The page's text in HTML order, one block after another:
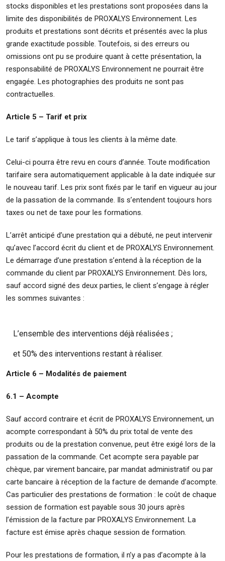
stocks disponibles et les prestations sont proposées dans la
limite des disponibilités de PROXALYS Environnement. Les
produits et prestations sont décrits et présentés avec la plus
grande exactitude possible. Toutefois, si des erreurs ou
omissions ont pu se produire quant à cette présentation, la
responsabilité de PROXALYS Environnement ne pourrait être
engagée. Les photographies des produits ne sont pas
contractuelles.
Article 5 – Tarif et prix
Le tarif s’applique à tous les clients à la même date.
Celui-ci pourra être revu en cours d’année. Toute modification
tarifaire sera automatiquement applicable à la date indiquée sur
le nouveau tarif. Les prix sont fixés par le tarif en vigueur au jour
de la passation de la commande. Ils s’entendent toujours hors
taxes ou net de taxe pour les formations.
L’arrêt anticipé d’une prestation qui a débuté, ne peut intervenir
qu’avec l’accord écrit du client et de PROXALYS Environnement.
Le démarrage d’une prestation s’entend à la réception de la
commande du client par PROXALYS Environnement. Dès lors,
sauf accord signé des deux parties, le client s’engage à régler
les sommes suivantes :
L’ensemble des interventions déjà réalisées ;
et 50% des interventions restant à réaliser.
Article 6 – Modalités de paiement
6.1 – Acompte
Sauf accord contraire et écrit de PROXALYS Environnement, un
acompte correspondant à 50% du prix total de vente des
produits ou de la prestation convenue, peut être exigé lors de la
passation de la commande. Cet acompte sera payable par
chèque, par virement bancaire, par mandat administratif ou par
carte bancaire à réception de la facture de demande d’acompte.
Cas particulier des prestations de formation : le coût de chaque
session de formation est payable sous 30 jours après
l’émission de la facture par PROXALYS Environnement. La
facture est émise après chaque session de formation.
Pour les prestations de formation, il n’y a pas d’acompte à la